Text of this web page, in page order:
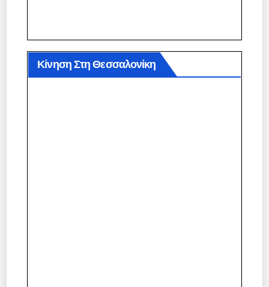
Κίνηση Στη Θεσσαλονίκη